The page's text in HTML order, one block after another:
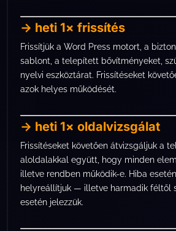
→ heti 1× frissítés
Frissítjük a Word Press motort, a
sablont, a telepített bővítményeket,
nyelvi eszköztárat. Frissítéseket
azok helyes működését.
→ heti 1× oldalvizsgálat
Frissítéseket követően átvizsgáljuk a
aloldalakkal együtt, hogy minden
illetve rendben működik-e. Hiba
helyreállítjuk — illetve harmadik féltől
esetén jelezzük.